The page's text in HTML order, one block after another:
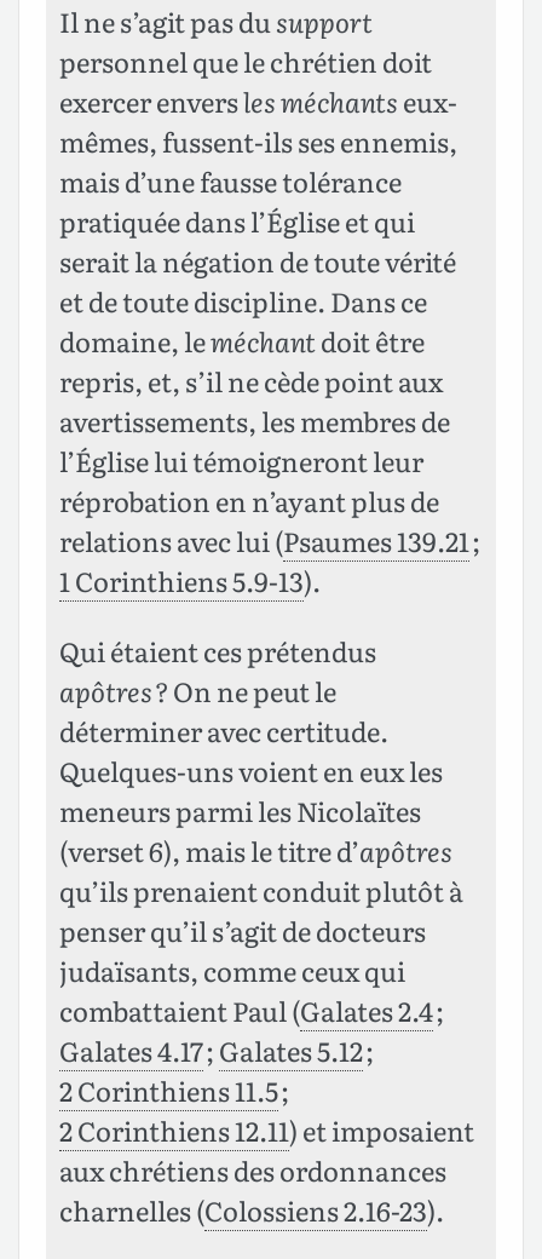
Il ne s’agit pas dusupport
personnel que le chrétien doit
exercer enversles méchantseux-
mêmes, fussent-ils ses ennemis,
mais d’une fausse tolérance
pratiquée dans l’Église et qui
serait la négation de toute vérité
et de toute discipline. Dans ce
domaine, leméchantdoit être
repris, et, s’il ne cède point aux
avertissements, les membres de
l’Église lui témoigneront leur
réprobation en n’ayant plus de
relations avec lui (Psaumes 139.21;
1 Corinthiens 5.9-13).
Qui étaient ces prétendus
apôtres ?On ne peut le
déterminer avec certitude.
Quelques-uns voient en eux les
meneurs parmi les Nicolaïtes
(verset 6), mais le titre d’apôtres
qu’ils prenaient conduit plutôt à
penser qu’il s’agit de docteurs
judaïsants, comme ceux qui
combattaient Paul (Galates 2.4;
Galates 4.17;Galates 5.12;
2 Corinthiens 11.5;
2 Corinthiens 12.11) et imposaient
aux chrétiens des ordonnances
charnelles (Colossiens 2.16-23).